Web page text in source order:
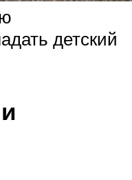
детский